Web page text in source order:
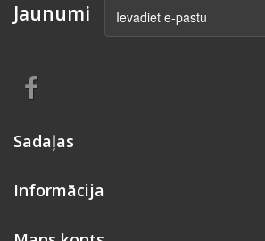
Jaunumi
Sadaļas
Informācija